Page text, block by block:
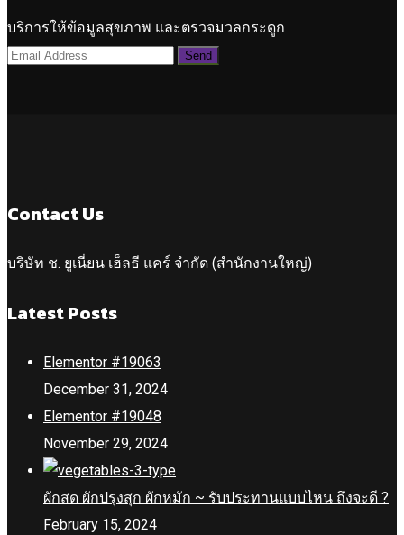
บริการให้ข้อมูลสุขภาพ และตรวจมวลกระดูก
Contact Us
บริษัท ช. ยูเนี่ยน เฮ็ลธี แคร์ จำกัด (สำนักงานใหญ่)
Latest Posts
Elementor #19063
December 31, 2024
Elementor #19048
November 29, 2024
ผักสด ผักปรุงสุก ผักหมัก ~ รับประทานแบบไหน ถึงจะดี ?
February 15, 2024